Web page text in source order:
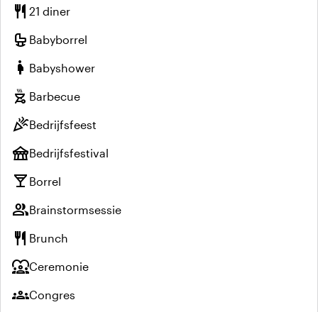
restaurant 21 diner
crib Babyborrel
pregnant_woman Babyshower
outdoor_grill Barbecue
celebrationBedrijfsfeest
festivalBedrijfsfestival
local_bar Borrel
groupBrainstormsessie
restaurant Brunch
diversity_1Ceremonie
groupsCongres